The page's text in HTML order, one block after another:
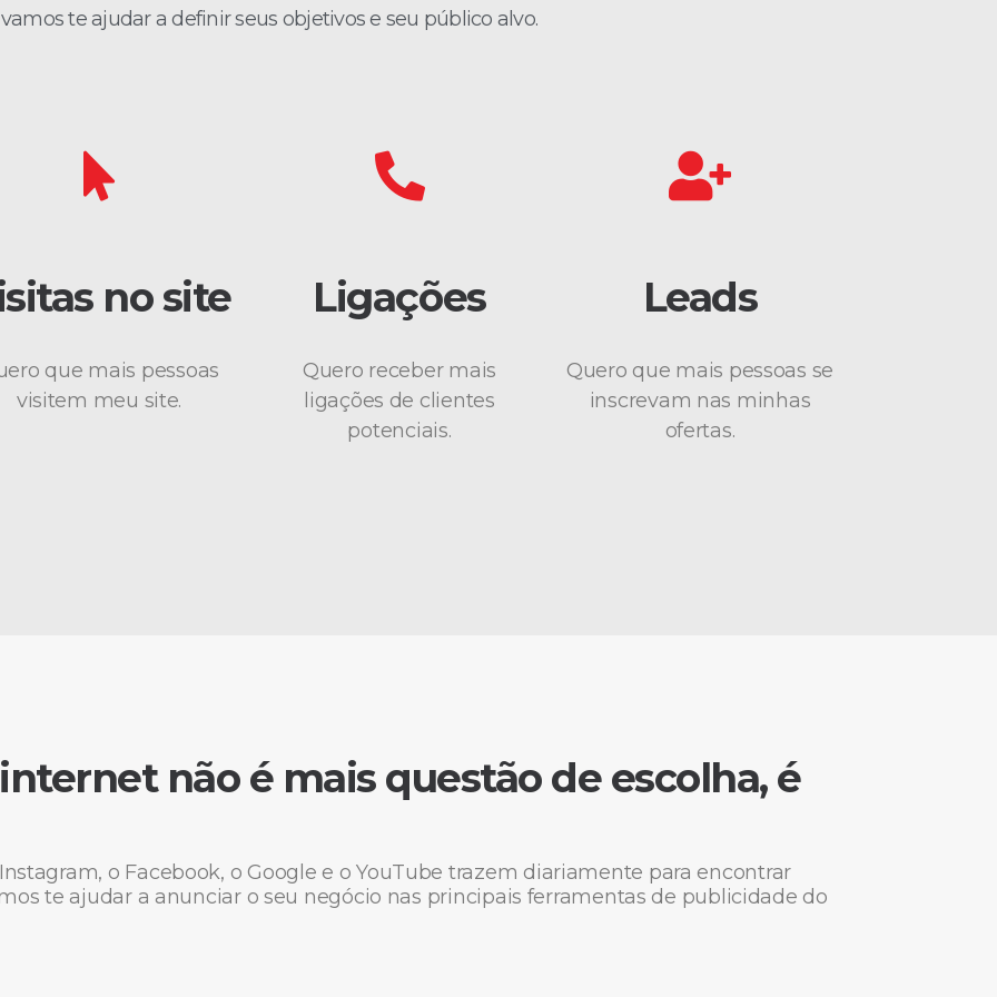
te ajudar a definir seus objetivos e seu público alvo.
no site
que mais pessoas
visitem meu site.
Ligações
Quero receber mais
ligações de clientes
potenciais.
Leads
Quero que mais pessoas se
inscrevam nas minhas
ofertas.
não é mais questão de escolha, é
o Facebook, o Google e o YouTube trazem diariamente para encontrar
te ajudar a anunciar o seu negócio nas principais ferramentas de publicidade do